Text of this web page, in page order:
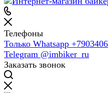
Телефоны
Только Whatsapp
Telegram @imbiker_ru
Заказать звонок